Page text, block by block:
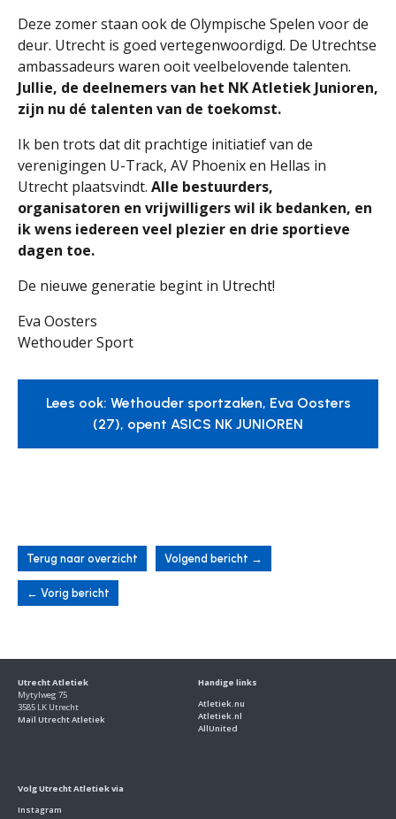
Deze zomer staan ook de Olympische Spelen voor de
deur. Utrecht is goed vertegenwoordigd. De Utrechtse
ambassadeurs waren ooit veelbelovende talenten.
Jullie, de deelnemers van het NK Atletiek Junioren,
zijn nu dé talenten van de toekomst.
Ik ben trots dat dit prachtige initiatief van de
verenigingen U-Track, AV Phoenix en Hellas in
Utrecht plaatsvindt. Alle bestuurders,
organisatoren en vrijwilligers wil ik bedanken, en
ik wens iedereen veel plezier en drie sportieve
dagen toe.
De nieuwe generatie begint in Utrecht!
Eva Oosters
Wethouder Sport
Lees ook: Wethouder sportzaken, Eva Oosters
(27), opent ASICS NK JUNIOREN
Terug naar overzicht Volgend bericht →
← Vorig bericht
Utrecht Atletiek
Mytylweg 75
3585 LK Utrecht
Mail Utrecht Atletiek
Handige links
Atletiek.nu
Atletiek.nl
AllUnited
Volg Utrecht Atletiek via
Instagram